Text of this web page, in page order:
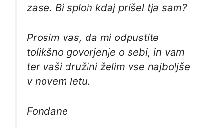
zase. Bi sploh kdaj prišel tja sam?
Prosim vas, da mi odpustite
tolikšno govorjenje o sebi, in vam
ter vaši družini želim vse najboljše
v novem letu.
Fondane